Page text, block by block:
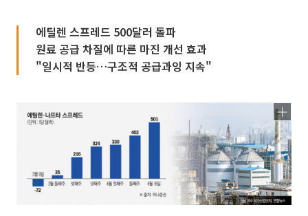
에틸렌 스프레드 500달러 돌파
원료 공급 차질에 따른 마진 개선 효과
"일시적 반등…구조적 공급과잉 지속"